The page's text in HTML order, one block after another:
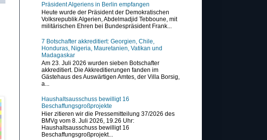
Präsident Algeriens in Berlin empfangen
Heute wurde der Präsident der Demokratischen
Volksrepublik Algerien, Abdelmadjid Tebboune, mit
militärischen Ehren bei Bundespräsident Frank...
7 Botschafter akkreditiert: Georgien, Chile,
Honduras, Nigeria, Mauretanien, Vatikan und
Madagaskar
Am 23. Juli 2026 wurden sieben Botschafter
akkreditiert. Die Akkreditierungen fanden im
Gästehaus des Auswärtigen Amtes, der Villa Borsig,
a...
Haushaltsausschuss bewilligt 16
Beschaffungsgroßprojekte
Hier zitieren wir die Pressemitteilung 37/2026 des
BMVg vom 8. Juli 2026, 19.26 Uhr:
Haushaltsausschuss bewilligt 16
Beschaffungsgroßprojekt...